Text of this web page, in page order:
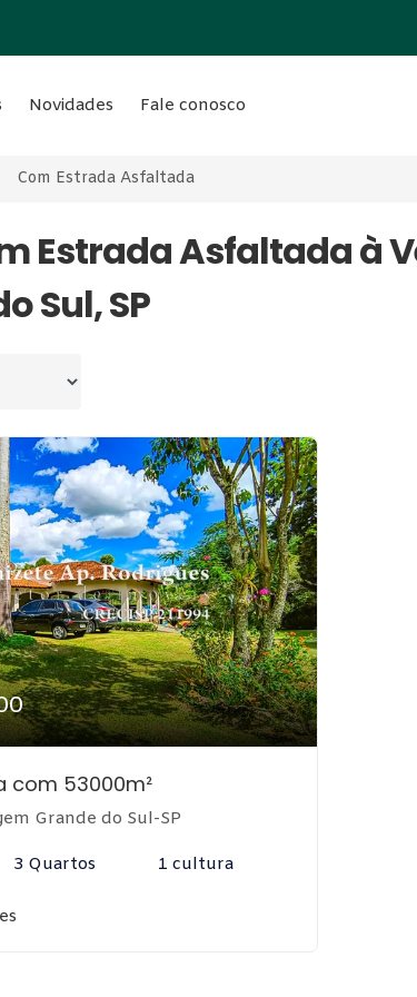
Novidades Fale conosco
Com Estrada Asfaltada
Estrada Asfaltada à
Sul, SP
com 53000m²
Grande do Sul-SP
3 Quartos 1 cultura